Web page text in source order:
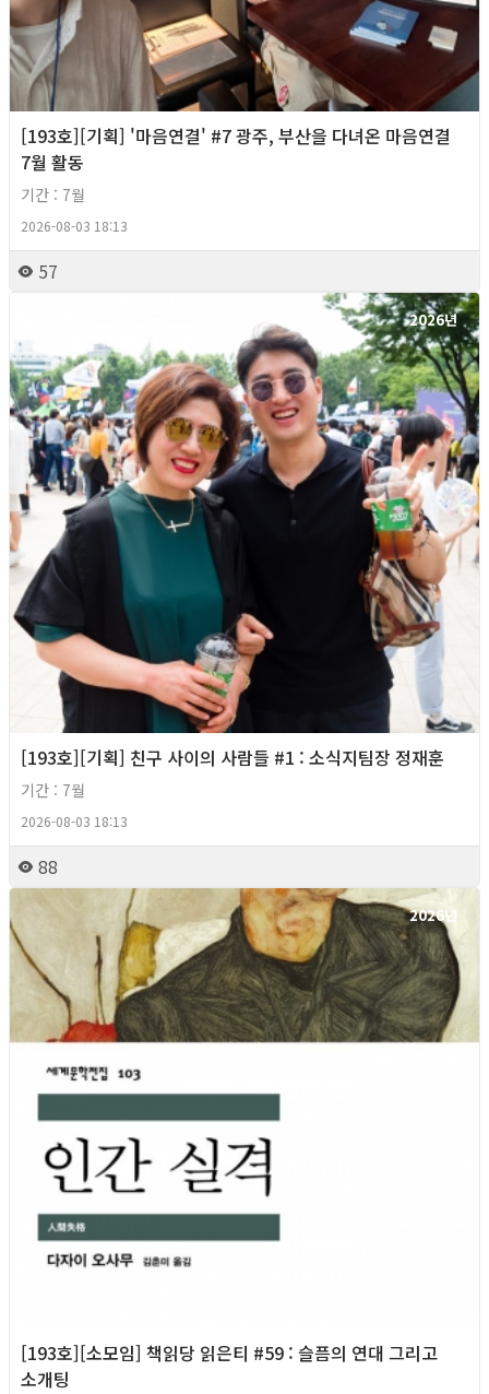
[193호][기획] '마음연결' #7 광주, 부산을 다녀온 마음연결
7월 활동
기간 : 7월
2026-08-03 18:13
57
2026년
[193호][기획] 친구 사이의 사람들 #1 : 소식지팀장 정재훈
기간 : 7월
2026-08-03 18:13
88
2026년
[193호][소모임] 책읽당 읽은티 #59 : 슬픔의 연대 그리고
소개팅